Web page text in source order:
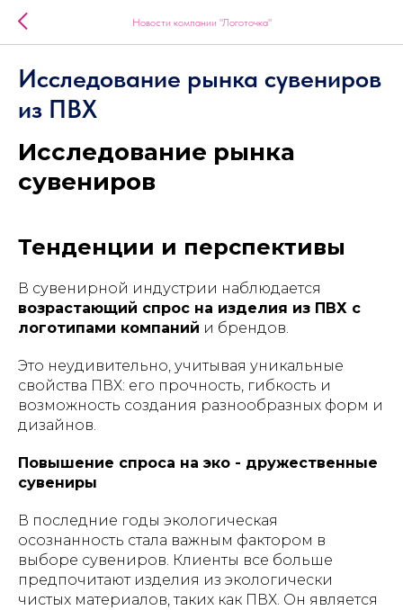
Новости компании "Логоточка"
Исследование рынка сувениров
из ПВХ
Исследование рынка
сувениров
Тенденции и перспективы
В сувенирной индустрии наблюдается
возрастающий спрос на изделия из ПВХ с
логотипами компаний и брендов.
Это неудивительно, учитывая уникальные
свойства ПВХ: его прочность, гибкость и
возможность создания разнообразных форм и
дизайнов.
Повышение спроса на эко - дружественные
сувениры
В последние годы экологическая
осознанность стала важным фактором в
выборе сувениров. Клиенты все больше
предпочитают изделия из экологически
чистых материалов, таких как ПВХ. Он является